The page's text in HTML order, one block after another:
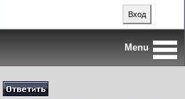
Menu